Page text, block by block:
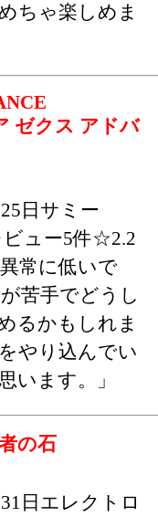
ちゃ楽しめま
ゼクス アドバ
日サミー
ュー5件☆2.2
異常に低いで
苦手でどうし
るかもしれま
やり込んでい
います。」
の石
日エレクトロ